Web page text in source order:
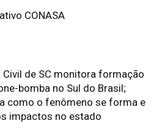
CONASA
Civil de SC monitora formação
bomba no Sul do Brasil;
como o fenômeno se forma e
impactos no estado